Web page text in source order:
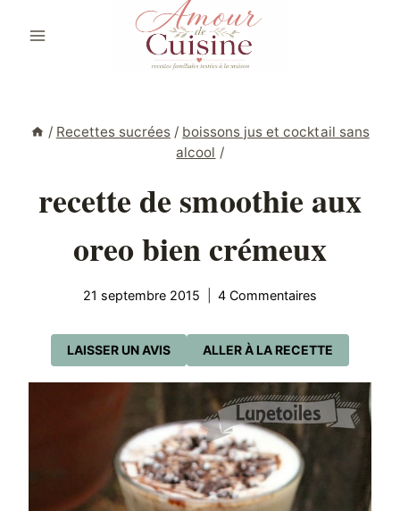
/ Recettes sucrées / boissons jus et cocktail sans
alcool /
recette de smoothie aux
oreo bien crémeux
21 septembre 2015 4 Commentaires
ALLER À LA RECETTE
LAISSER UN AVIS